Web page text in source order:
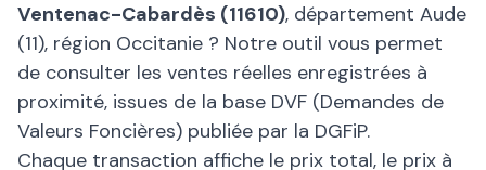
Ventenac-Cabardès (11610), département Aude
(11), région Occitanie ? Notre outil vous permet
de consulter les ventes réelles enregistrées à
proximité, issues de la base DVF (Demandes de
Valeurs Foncières) publiée par la DGFiP.
Chaque transaction affiche le prix total, le prix à